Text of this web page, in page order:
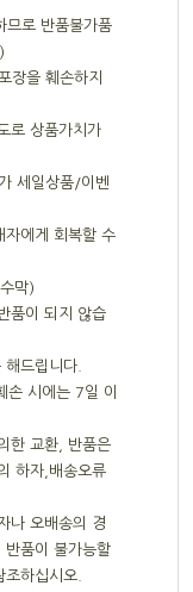
므로 반품불가품
장을 훼손하지
로 상품가치가
세일상품/이벤
에게 회복할 수
막)
품이 되지 않습
드립니다.
시에는 7일 이
한 교환, 반품은
하자,배송오류
나 오배송의 경
반품이 불가능할
하십시오.